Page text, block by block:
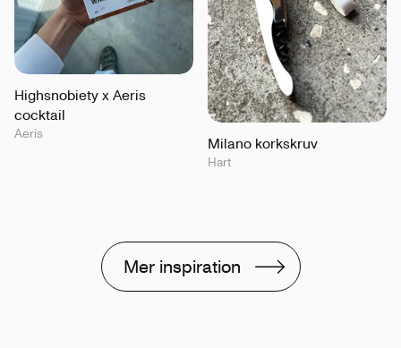
Highsnobiety x Aeris
cocktail
Aeris
Milano korkskruv
Hart
Mer inspiration